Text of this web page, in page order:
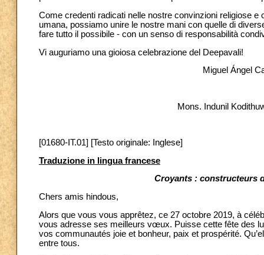
Come credenti radicati nelle nostre convinzioni religiose
umana, possiamo unire le nostre mani con quelle di
fare tutto il possibile - con un senso di responsabilità
Vi auguriamo una gioiosa celebrazione del Deepavali!
Miguel Ángel
Mons. Indunil
[01680-IT.01] [Testo originale: Inglese]
Traduzione in lingua francese
Croyants : constructeurs
Chers amis hindous,
Alors que vous vous apprêtez, ce 27 octobre 2019, à
vous adresse ses meilleurs vœux. Puisse cette fête des
vos communautés joie et bonheur, paix et prospérité.
entre tous.